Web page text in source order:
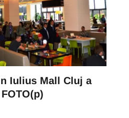
Iulius Mall Cluj a